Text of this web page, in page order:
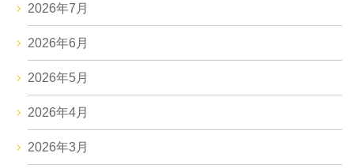
2026年7月
2026年6月
2026年5月
2026年4月
2026年3月